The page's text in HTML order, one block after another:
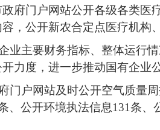
府门户网站公开各级各类
，公开新农合定点医疗机构
业主要财务指标、整体运行
力度，进一步推动国有企业
门户网站及时公开空气质量
、公开环境执法信息131条